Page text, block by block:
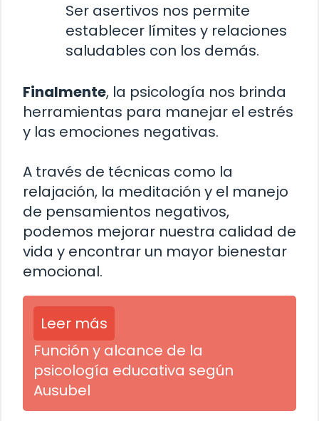
Ser asertivos nos permite
establecer límites y relaciones
saludables con los demás.
Finalmente, la psicología nos brinda
herramientas para manejar el estrés
y las emociones negativas.
A través de técnicas como la
relajación, la meditación y el manejo
de pensamientos negativos,
podemos mejorar nuestra calidad de
vida y encontrar un mayor bienestar
emocional.
Leer más
Función y alcance de la
psicología educativa según
Ausubel